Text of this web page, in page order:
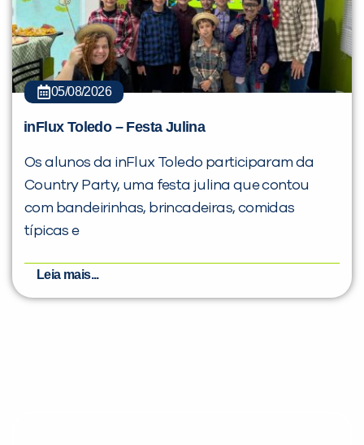
05/08/2026
inFlux Toledo – Festa Julina
Os alunos da inFlux Toledo participaram da
Country Party, uma festa julina que contou
com bandeirinhas, brincadeiras, comidas
típicas e
Leia mais...